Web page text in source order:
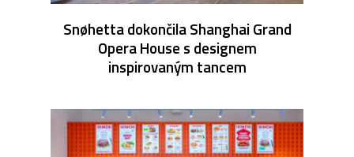
Snøhetta dokončila Shanghai Grand
Opera House s designem
inspirovaným tancem